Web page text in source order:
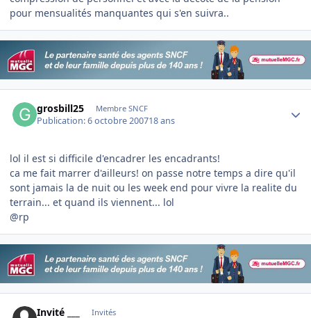
pour mensualités manquantes qui s'en suivra..
grosbill25 Membre SNCF
Publication:6 octobre 200718 ans
lol il est si difficile d'encadrer les encadrants!
ca me fait marrer d'ailleurs! on passe notre temps a dire qu'il
sont jamais la de nuit ou les week end pour vivre la realite du
terrain... et quand ils viennent... lol
@rp
Invité ___ Invités